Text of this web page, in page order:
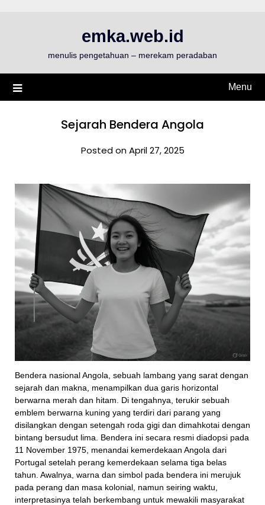
emka.web.id
menulis pengetahuan – merekam peradaban
Menu
Sejarah Bendera Angola
Posted on April 27, 2025
Bendera nasional Angola, sebuah lambang yang sarat dengan
sejarah dan makna, menampilkan dua garis horizontal
berwarna merah dan hitam. Di tengahnya, terukir sebuah
emblem berwarna kuning yang terdiri dari parang yang
disilangkan dengan setengah roda gigi dan dimahkotai dengan
bintang bersudut lima. Bendera ini secara resmi diadopsi pada
11 November 1975, menandai kemerdekaan Angola dari
Portugal setelah perang kemerdekaan selama tiga belas
tahun. Awalnya, warna dan simbol pada bendera ini merujuk
pada perang dan masa kolonial, namun seiring waktu,
interpretasinya telah berkembang untuk mewakili masyarakat